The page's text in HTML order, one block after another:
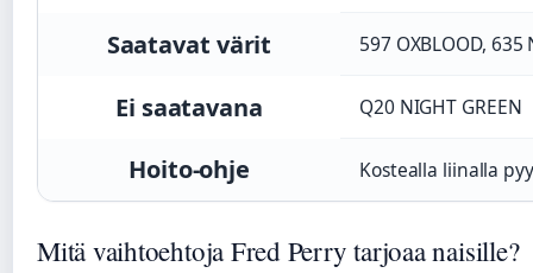
Saatavat värit 597 OXBLOOD, 635
Ei saatavana Q20 NIGHT GREEN
Hoito-ohje Kostealla liinalla
Mitä vaihtoehtoja Fred Perry tarjoaa naisille?